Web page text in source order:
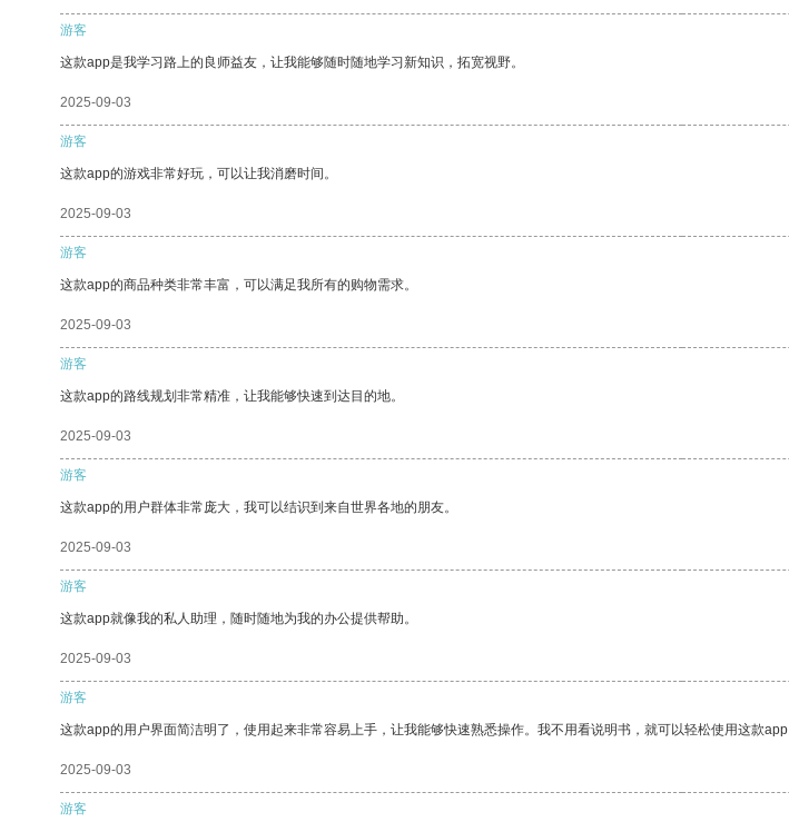
游客
这款app是我学习路上的良师益友，让我能够随时随地学习新知识，拓宽视野。
2025-09-03
游客
这款app的游戏非常好玩，可以让我消磨时间。
2025-09-03
游客
这款app的商品种类非常丰富，可以满足我所有的购物需求。
2025-09-03
游客
这款app的路线规划非常精准，让我能够快速到达目的地。
2025-09-03
游客
这款app的用户群体非常庞大，我可以结识到来自世界各地的朋友。
2025-09-03
游客
这款app就像我的私人助理，随时随地为我的办公提供帮助。
2025-09-03
游客
这款app的用户界面简洁明了，使用起来非常容易上手，让我能够快速熟悉操作。我不用看说明书，就可以轻松使用这款app
2025-09-03
游客